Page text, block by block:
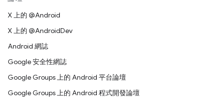
X 上的 @Android
X 上的 @AndroidDev
Android 網誌
Google 安全性網誌
Google Groups 上的 Android 平台論壇
Google Groups 上的 Android 程式開發論壇